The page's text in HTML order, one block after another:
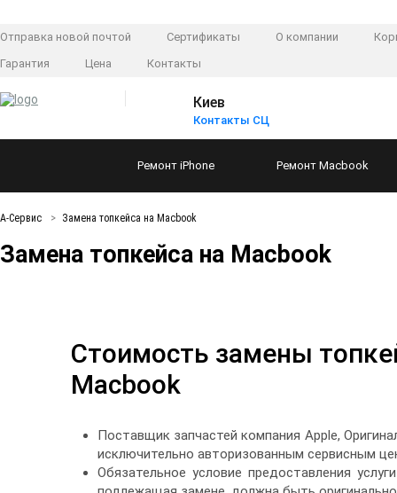
Отправка новой почтой Сертификаты О компании
Гарантия
Цена Контакты
Киев
Контакты СЦ
Ремонт iPhone Ремонт Macbook
А-Сервис Замена топкейса на Macbook
Замена топкейса на Macbook
Стоимость замены
Macbook
Поставщик запчастей компания Apple,
исключительно авторизованным сервисным
Обязательное условие предоставления